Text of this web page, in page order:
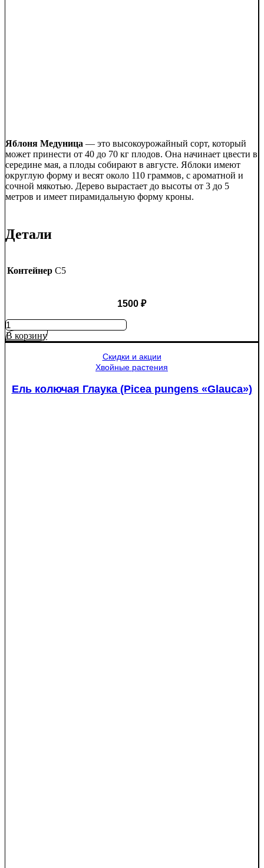
Яблоня Медуница — это высокоурожайный сорт, который
может принести от 40 до 70 кг плодов. Она начинает цвести в
середине мая, а плоды собирают в августе. Яблоки имеют
округлую форму и весят около 110 граммов, с ароматной и
сочной мякотью. Дерево вырастает до высоты от 3 до 5
метров и имеет пирамидальную форму кроны.
Детали
Контейнер C5
1500 ₽
Количество
товара
Яблоня
В корзину
Скидки и акции
Хвойные растения
Ель колючая Глаука (Picea pungens «Glauca»)